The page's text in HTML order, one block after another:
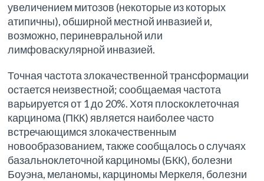
увеличением митозов (некоторые из которых
атипичны), обширной местной инвазией и,
возможно, периневральной или
лимфоваскулярной инвазией.
Точная частота злокачественной трансформации
остается неизвестной; сообщаемая частота
варьируется от 1 до 20%. Хотя плоскоклеточная
карцинома (ПКК) является наиболее часто
встречающимся злокачественным
новообразованием, также сообщалось о случаях
базальноклеточной карциномы (БКК), болезни
Боуэна, меланомы, карциномы Меркеля, болезни